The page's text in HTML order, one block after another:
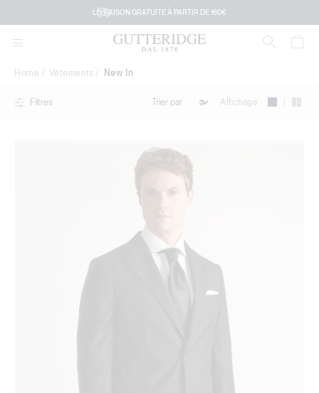
LIVRAISON GRATUITE À PARTIR DE 160€
In
Home Vêtements New In
Filtres Affichage